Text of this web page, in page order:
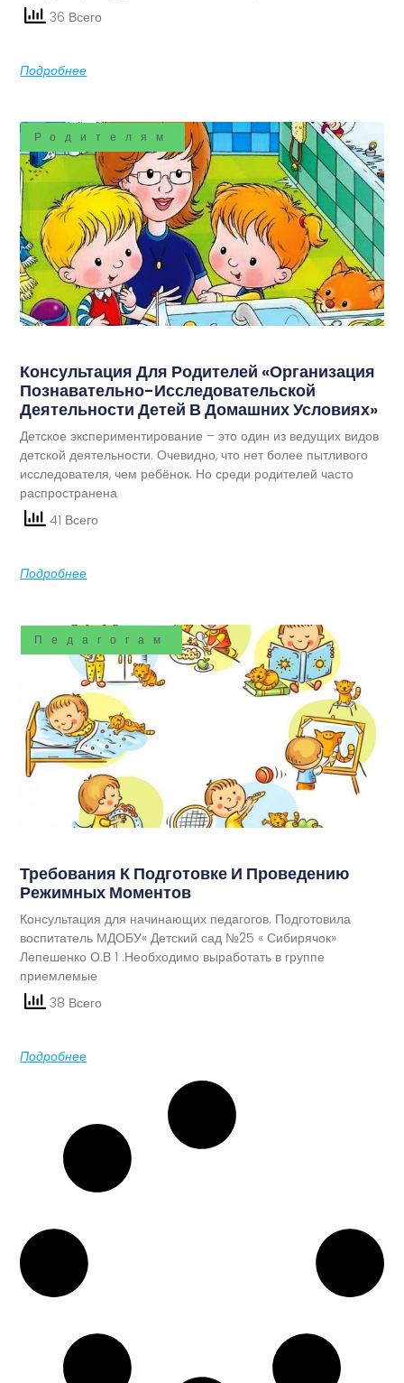
36 Всего
Подробнее
Родителям
Консультация Для Родителей «Организация
Познавательно-Исследовательской
Деятельности Детей В Домашних Условиях»
Детское экспериментирование – это один из ведущих видов
детской деятельности. Очевидно, что нет более пытливого
исследователя, чем ребёнок. Но среди родителей часто
распространена
41 Всего
Подробнее
Педагогам
Требования К Подготовке И Проведению
Режимных Моментов
Консультация для начинающих педагогов. Подготовила
воспитатель МДОБУ« Детский сад №25 « Сибирячок»
Лепешенко О.В 1 .Необходимо выработать в группе
приемлемые
38 Всего
Подробнее